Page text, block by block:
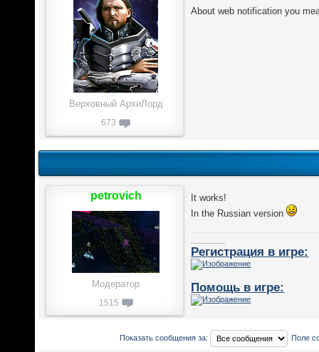
About web notification you
Верховный АрхиЛорд
673
It works!
In the Russian version
Регистрация в игре:
Помощь в игре:
petrovich
Модератор
1515
Показать сообщения за: Поле